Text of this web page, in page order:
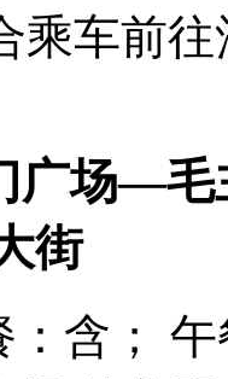
乘车前
广场—
街
：含；